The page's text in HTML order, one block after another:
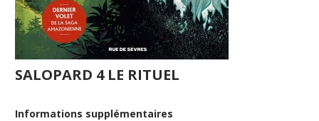
SALOPARD 4 LE RITUEL
Informations supplémentaires